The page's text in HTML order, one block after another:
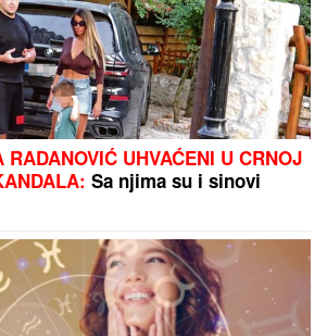
POTPUNO POSVEĆEN
slika i prilika